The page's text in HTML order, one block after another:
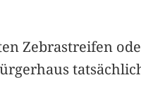
Zebrastreifen